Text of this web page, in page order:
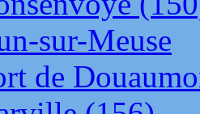
sur-Meuse
de